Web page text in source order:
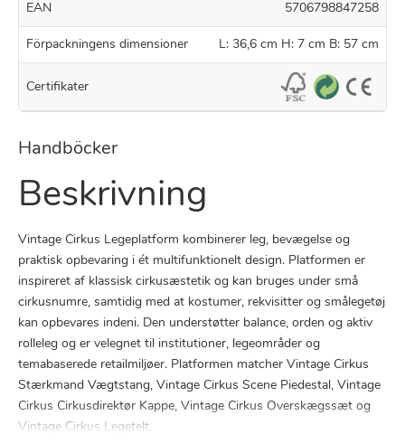
EAN 5706798847258
Förpackningens dimensioner L: 36,6 cm H: 7 cm B: 57 cm
Certifikater
Handböcker
Beskrivning
Vintage Cirkus Legeplatform kombinerer leg, bevægelse og
praktisk opbevaring i ét multifunktionelt design. Platformen er
inspireret af klassisk cirkusæstetik og kan bruges under små
cirkusnumre, samtidig med at kostumer, rekvisitter og smålegetøj
kan opbevares indeni. Den understøtter balance, orden og aktiv
rolleleg og er velegnet til institutioner, legeområder og
temabaserede retailmiljøer. Platformen matcher Vintage Cirkus
Stærkmand Vægtstang, Vintage Cirkus Scene Piedestal, Vintage
Cirkus Cirkusdirektør Kappe, Vintage Cirkus Overskægssæt og
Vintage Cirkus Legetelt.